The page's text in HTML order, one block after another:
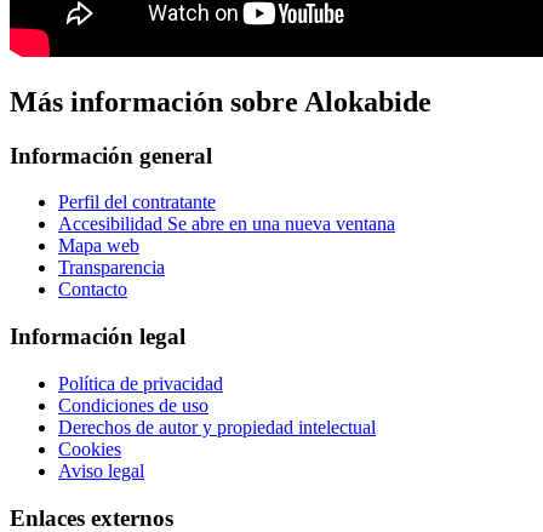
Más información sobre Alokabide
Información general
Perfil del contratante
Accesibilidad Se abre en una nueva ventana
Mapa web
Transparencia
Contacto
Información legal
Política de privacidad
Condiciones de uso
Derechos de autor y propiedad intelectual
Cookies
Aviso legal
Enlaces externos